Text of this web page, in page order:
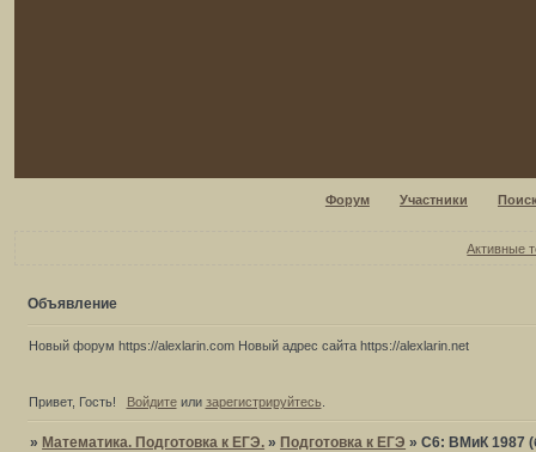
Форум Участники
Активные
Объявление
Новый форум https://alexlarin.com Новый адрес сайта https://alexlarin.net
Привет, Гость! Войдитеили зарегистрируйтесь.
»Математика. Подготовка к ЕГЭ. »Подготовка к ЕГЭ »С6: ВМиК 1987